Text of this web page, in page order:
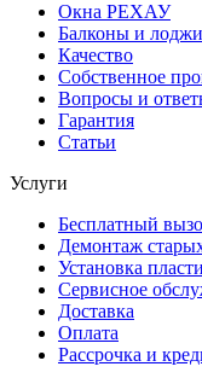
Окна РЕХАУ
Балконы и
Качество
Собственное
Вопросы и
Гарантия
Статьи
Услуги
Бесплатный
Демонтаж
Установка
Сервисное
Доставка
Оплата
Рассрочка и